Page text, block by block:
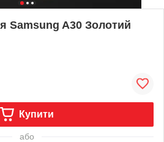
Samsung A30 Золотий
Купити
або